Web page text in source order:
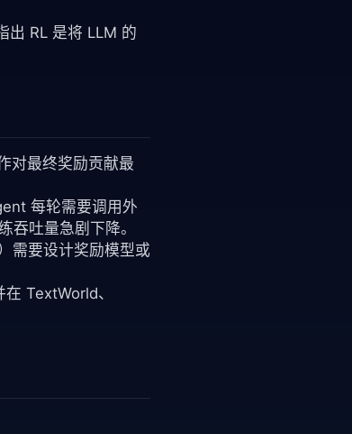
出 RL 是将 LLM 的
对最终奖励贡献最
每轮需要调用外
吐量急剧下降。
需要设计奖励模型或
TextWorld、